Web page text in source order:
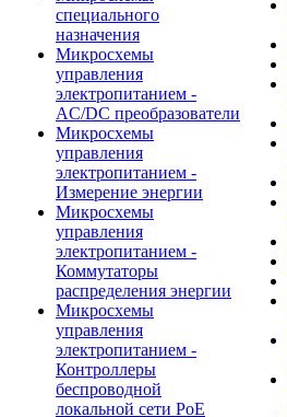
специального
назначения
Микросхемы
управления
электропитанием -
AC/DC преобразователи
Микросхемы
управления
электропитанием -
Измерение энергии
Микросхемы
управления
электропитанием -
Коммутаторы
распределения энергии
Микросхемы
управления
электропитанием -
Контроллеры
беспроводной
локальной сети PoE